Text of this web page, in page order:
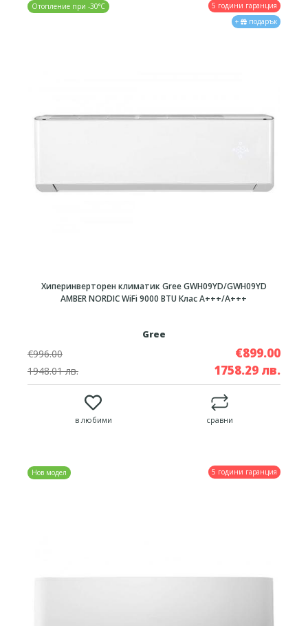
5 години гаранция
+
подарък
Отопление при -30°C
Хиперинверторен климатик Gree GWH09YD/GWH09YD
AMBER NORDIC WiFi 9000 BTU Клас A+++/А+++
Gree
€996.00 €899.00
1948.01 лв. 1758.29 лв.
в любими сравни
5 години гаранция
Нов модел